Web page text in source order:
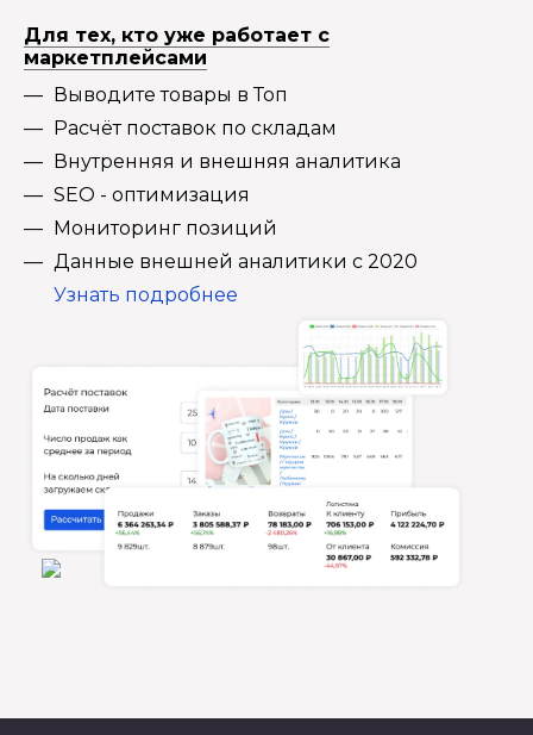
Для тех, кто уже работает с
маркетплейсами
Выводите товары в Топ
Расчёт поставок по складам
Внутренняя и внешняя аналитика
SEO - оптимизация
Мониторинг позиций
Данные внешней аналитики с 2020
Узнать подробнее